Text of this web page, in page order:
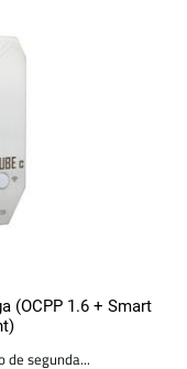
(OCPP 1.6 + Smart
segunda...